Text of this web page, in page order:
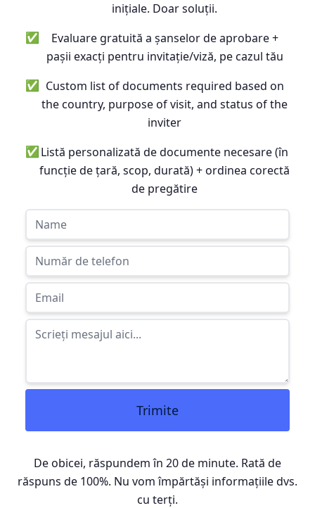
inițiale. Doar soluții.
✅
Evaluare gratuită a șanselor de aprobare +
pașii exacți pentru invitație/viză, pe cazul tău
✅ Custom list of documents required based on
the country, purpose of visit, and status of the
inviter
✅Listă personalizată de documente necesare (în
funcție de țară, scop, durată) + ordinea corectă
de pregătire
Trimite
De obicei, răspundem în 20 de minute. Rată de
răspuns de 100%. Nu vom împărtăși informațiile dvs.
cu terți.